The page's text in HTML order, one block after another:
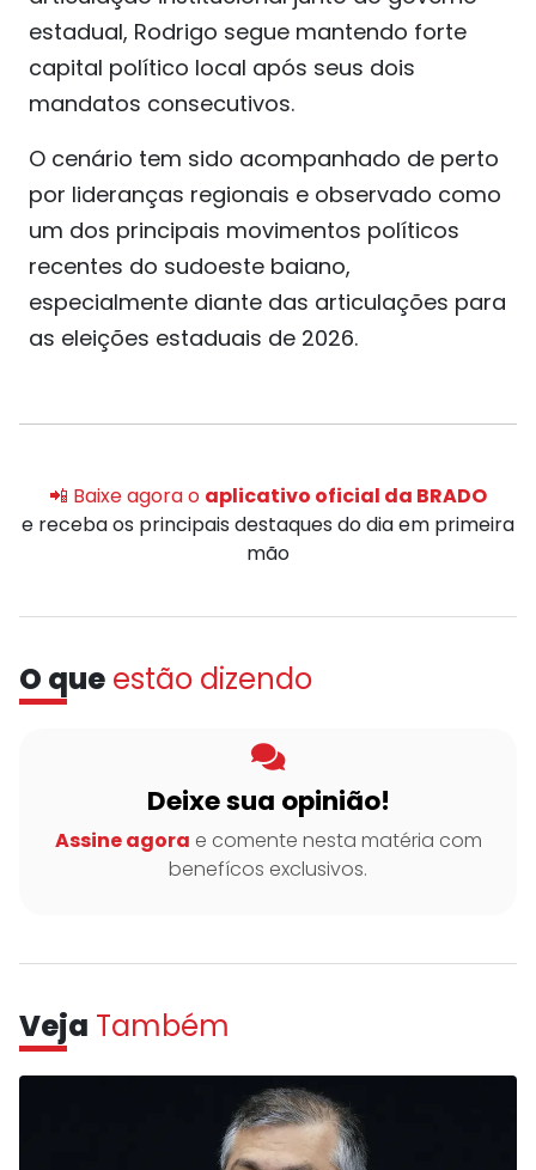
estadual, Rodrigo segue mantendo forte
capital político local após seus dois
mandatos consecutivos.
O cenário tem sido acompanhado de perto
por lideranças regionais e observado como
um dos principais movimentos políticos
recentes do sudoeste baiano,
especialmente diante das articulações para
as eleições estaduais de 2026.
📲 Baixe agora o aplicativo oficial da BRADO
e receba os principais destaques do dia em primeira
mão
O que estão dizendo
Deixe sua opinião!
Assine agora e comente nesta matéria com
benefícos exclusivos.
Veja Também